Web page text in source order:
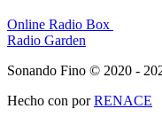
Online Radio Box
Radio Garden
Sonando Fino © 2020 -
Hecho con porRENACE